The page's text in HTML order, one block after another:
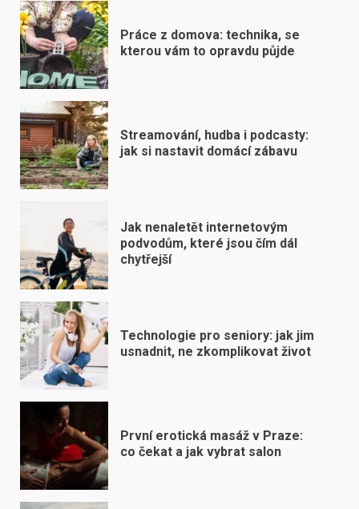
Práce z domova: technika, se
kterou vám to opravdu půjde
Streamování, hudba i podcasty:
jak si nastavit domácí zábavu
Jak nenaletět internetovým
podvodům, které jsou čím dál
chytřejší
Technologie pro seniory: jak jim
usnadnit, ne zkomplikovat život
První erotická masáž v Praze:
co čekat a jak vybrat salon